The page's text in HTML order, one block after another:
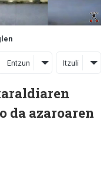
Entzun Itzuli
da azaroaren